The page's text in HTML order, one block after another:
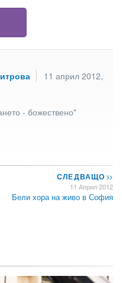
11 април 2012,
- божествено"
СЛЕДВАЩО>>
11 Април 2012
Бели хора на живо в София